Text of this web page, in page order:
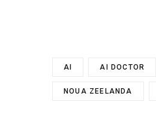
AI AI DOCTOR
NOUA ZEELANDA